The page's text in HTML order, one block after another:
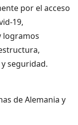
por el acceso
19,
logramos
seguridad.
de Alemania y